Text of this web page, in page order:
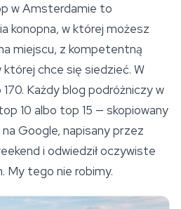
w Amsterdamie to
konopna, w której możesz
miejscu, z kompetentną
chce się siedzieć. W
170. Każdy blog podróżniczy w
10 albo top 15 — skopiowany
Google, napisany przez
i odwiedził oczywiste
My tego nie robimy.